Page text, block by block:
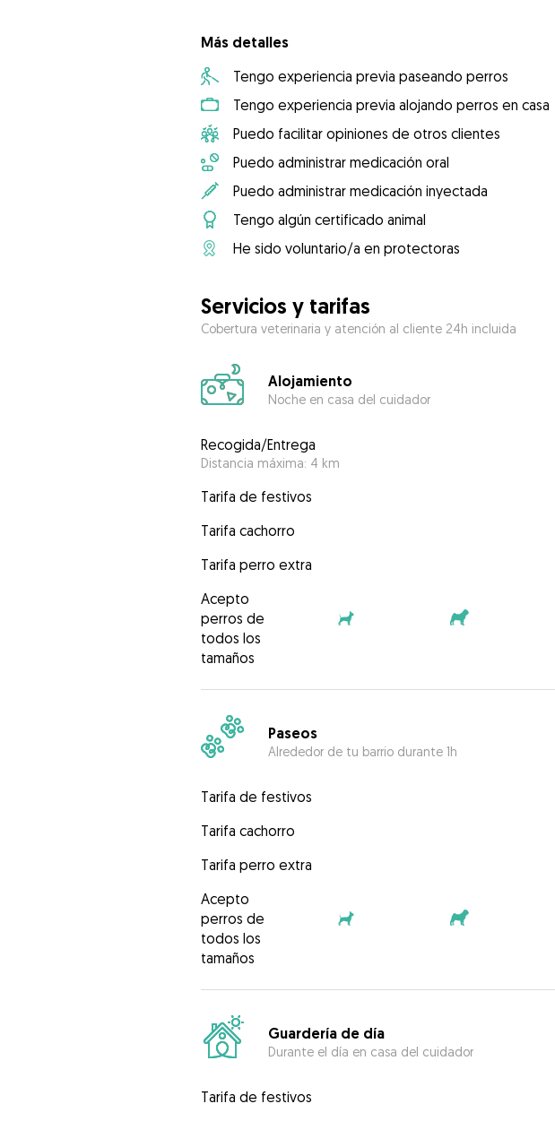
Más detalles
Tengo experiencia previa paseando perros
Tengo experiencia previa alojando perros en casa
Puedo facilitar opiniones de otros clientes
Puedo administrar medicación oral
Puedo administrar medicación inyectada
Tengo algún certificado animal
He sido voluntario/a en protectoras
Servicios y tarifas
Cobertura veterinaria y atención al cliente 24h incluida
Alojamiento
Noche en casa del cuidador
Recogida/Entrega
Distancia máxima: 4 km
Tarifa de festivos
Tarifa cachorro
Tarifa perro extra
Acepto
perros de
todos los
tamaños
Paseos
Alrededor de tu barrio durante 1h
Tarifa de festivos
Tarifa cachorro
Tarifa perro extra
Acepto
perros de
todos los
tamaños
Guardería de día
Durante el día en casa del cuidador
Tarifa de festivos